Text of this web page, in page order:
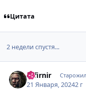
Цитата
2 недели спустя...
Infirnir
21 Января, 20242 г